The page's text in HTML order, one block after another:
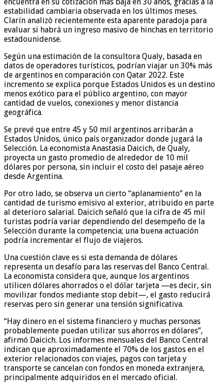
estabilidad cambiaria observada en los últimos meses.
Clarín analizó recientemente esta aparente paradoja para
evaluar si habrá un ingreso masivo de hinchas en territorio
estadounidense.
Según una estimación de la consultora Qualy, basada en
datos de operadores turísticos, podrían viajar un 30% más
de argentinos en comparación con Qatar 2022. Este
incremento se explica porque Estados Unidos es un destino
menos exótico para el público argentino, con mayor
cantidad de vuelos, conexiones y menor distancia
geográfica.
Se prevé que entre 45 y 50 mil argentinos arribarán a
Estados Unidos, único país organizador donde jugará la
Selección. La economista Anastasia Daicich, de Qualy,
proyecta un gasto promedio de alrededor de 10 mil
dólares por persona, sin incluir el costo del pasaje aéreo
desde Argentina.
Por otro lado, se observa un cierto “aplanamiento” en la
cantidad de turismo emisivo al exterior, atribuido en parte
al deterioro salarial. Daicich señaló que la cifra de 45 mil
turistas podría variar dependiendo del desempeño de la
Selección durante la competencia; una buena actuación
podría incrementar el flujo de viajeros.
Una cuestión clave es si esta demanda de dólares
representa un desafío para las reservas del Banco Central.
La economista considera que, aunque los argentinos
utilicen dólares ahorrados o el dólar tarjeta —es decir, sin
movilizar fondos mediante stop debit—, el gasto reducirá
reservas pero sin generar una tensión significativa.
“Hay dinero en el sistema financiero y muchas personas
probablemente puedan utilizar sus ahorros en dólares”,
afirmó Daicich. Los informes mensuales del Banco Central
indican que aproximadamente el 70% de los gastos en el
exterior relacionados con viajes, pagos con tarjeta y
transporte se cancelan con fondos en moneda extranjera,
principalmente adquiridos en el mercado oficial.